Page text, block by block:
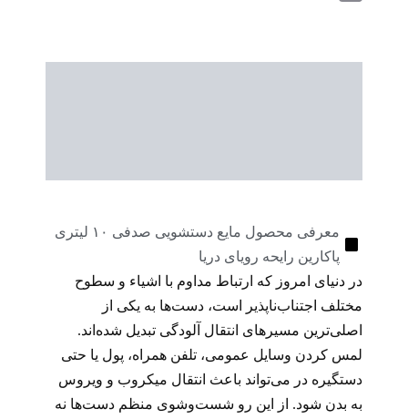
معرفی محصول مایع دستشویی صدفی ۱۰ لیتری
پاکارین رایحه رویای دریا
در دنیای امروز که ارتباط مداوم با اشیاء و سطوح
مختلف اجتناب‌ناپذیر است، دست‌ها به یکی از
اصلی‌ترین مسیرهای انتقال آلودگی تبدیل شده‌اند.
لمس کردن وسایل عمومی، تلفن همراه، پول یا حتی
دستگیره در می‌تواند باعث انتقال میکروب و ویروس
به بدن شود. از این رو شست‌وشوی منظم دست‌ها نه